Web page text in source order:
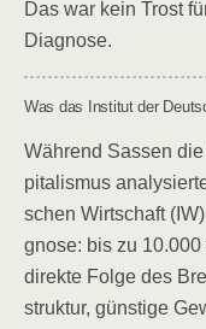
Das war kein Trost
Diagnose.
Was das Insti­tut der
Wäh­rend Sas­sen
pi­ta­lis­mus
schen Wirt­schaft
gno­se: bis zu
direk­te Fol­ge des
struk­tur, güns­ti­ge